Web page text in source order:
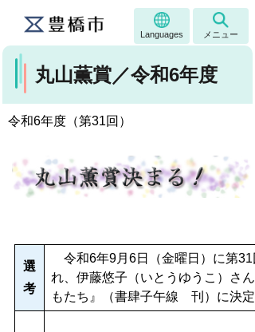
Languages メニュー
丸山薫賞／令和6年度
令和6年度（第31回）
選
考
令和6年9月6日（金曜日）に第
れ、伊藤悠子（いとうゆうこ）さ
もたち』（書肆子午線 刊）に決定